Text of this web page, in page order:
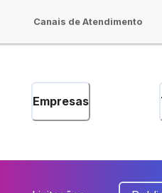
Canais de Atendimento
Empresas